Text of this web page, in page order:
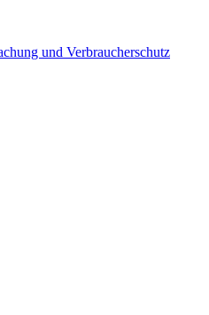
und Verbraucherschutz